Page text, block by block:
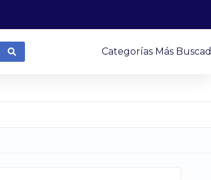
Categorías Más